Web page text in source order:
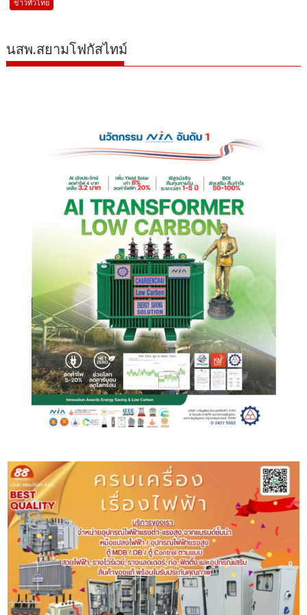
ข่าวทั่วไทย
นสพ.สยามโฟกัสไทม์